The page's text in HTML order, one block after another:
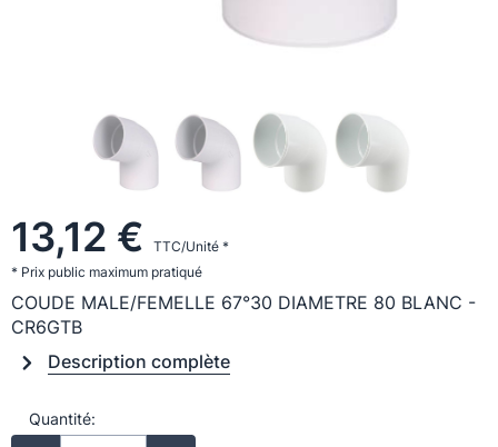
13,12 €
TTC/Unité *
* Prix public maximum pratiqué
COUDE MALE/FEMELLE 67°30 DIAMETRE 80 BLANC -
CR6GTB
Description complète
Quantité: